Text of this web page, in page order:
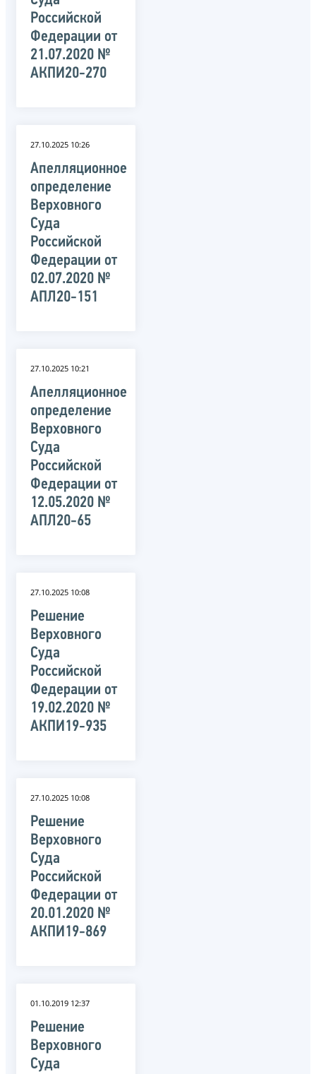
Российской
Федерации от
21.07.2020 №
АКПИ20-270
27.10.2025 10:26
Апелляционное
определение
Верховного
Суда
Российской
Федерации от
02.07.2020 №
АПЛ20-151
27.10.2025 10:21
Апелляционное
определение
Верховного
Суда
Российской
Федерации от
12.05.2020 №
АПЛ20-65
27.10.2025 10:08
Решение
Верховного
Суда
Российской
Федерации от
19.02.2020 №
АКПИ19-935
27.10.2025 10:08
Решение
Верховного
Суда
Российской
Федерации от
20.01.2020 №
АКПИ19-869
01.10.2019 12:37
Решение
Верховного
Суда